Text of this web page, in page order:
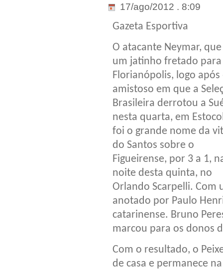
17/ago/2012 . 8:09
Gazeta Esportiva
O atacante Neymar,
um jatinho fretado para
Florianópolis, logo após
amistoso em que a
Brasileira derrotou a
nesta quarta, em
foi o grande nome da
do Santos sobre o
Figueirense, por 3 a 1,
noite desta quinta, no
Orlando Scarpelli. Com
anotado por Paulo
catarinense. Bruno
marcou para os donos
Com o resultado, o
de casa e permanece